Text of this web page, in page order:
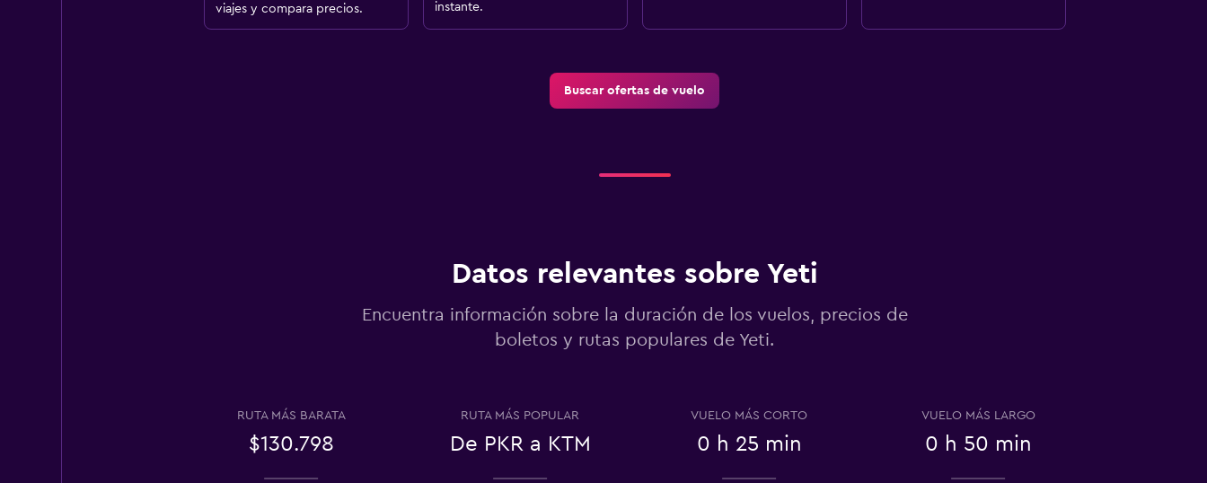
viajes y compara precios.
instante.
Buscar ofertas de vuelo
Datos relevantes sobre Yeti
Encuentra información sobre la duración de los vuelos, precios de
boletos y rutas populares de Yeti.
RUTA MÁS BARATA
$130.798
RUTA MÁS POPULAR
De PKR a KTM
VUELO MÁS CORTO
0 h 25 min
VUELO MÁS LARGO
0 h 50 min